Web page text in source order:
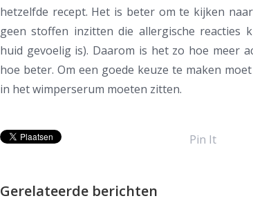
hetzelfde recept. Het is beter om te kijken
geen stoffen inzitten die allergische reacties
huid gevoelig is). Daarom is het zo hoe meer
hoe beter. Om een goede keuze te maken
in het wimperserum moeten zitten.
Pin It
Gerelateerde berichten